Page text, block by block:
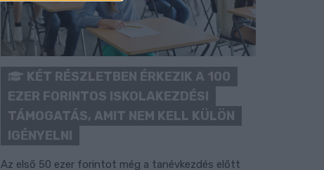
KÉT RÉSZLETBEN ÉRKEZIK A 100
EZER FORINTOS ISKOLAKEZDÉSI
TÁMOGATÁS, AMIT NEM KELL KÜLÖN
IGÉNYELNI
Az első 50 ezer forintot még a tanévkezdés előtt